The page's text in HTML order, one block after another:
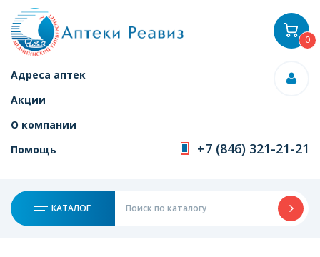
Адреса аптек
Акции
О компании
Помощь
+7 (846) 321-21-21
КАТАЛОГ
0